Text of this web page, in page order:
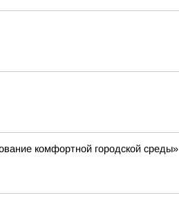
комфортной городской среды»